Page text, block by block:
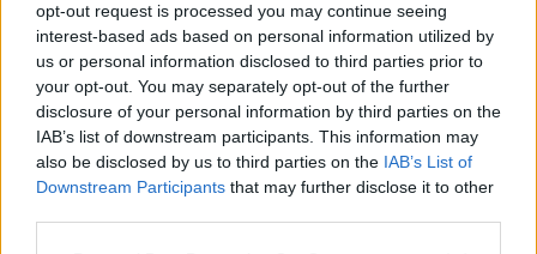
opt-out request is processed you may continue seeing
interest-based ads based on personal information utilized by
us or personal information disclosed to third parties prior to
your opt-out. You may separately opt-out of the further
disclosure of your personal information by third parties on the
IAB’s list of downstream participants. This information may
also be disclosed by us to third parties on the IAB’s List of
Downstream Participants that may further disclose it to other
a
ce
b
o
o
k
w
it
te
r
n
te
re
st
h
at
s
A
p
p
h
a
re
Articolo precedente
Prossimo articolo
NOTIZIE RECENTI